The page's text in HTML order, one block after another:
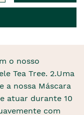
o nosso
Tea Tree. 2.Uma
a nossa Máscara
atuar durante 10
com